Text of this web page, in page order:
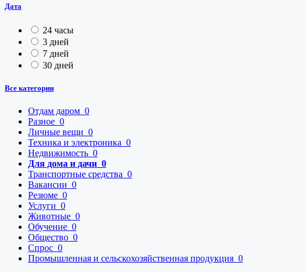
Дата
24 часы
3 дней
7 дней
30 дней
Все категории
Отдам даром 0
Разное 0
Личные вещи 0
Техника и электроника 0
Недвижимость 0
Для дома и дачи 0
Транспортные средства 0
Вакансии 0
Резюме 0
Услуги 0
Животные 0
Обучение 0
Общество 0
Спрос 0
Промышленная и сельскохозяйственная продукция 0